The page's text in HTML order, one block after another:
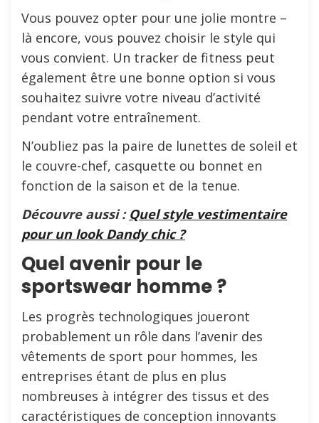
Vous pouvez opter pour une jolie montre –
là encore, vous pouvez choisir le style qui
vous convient. Un tracker de fitness peut
également être une bonne option si vous
souhaitez suivre votre niveau d’activité
pendant votre entraînement.
N’oubliez pas la paire de lunettes de soleil et
le couvre-chef, casquette ou bonnet en
fonction de la saison et de la tenue.
Découvre aussi : Quel style vestimentaire
pour un look Dandy chic ?
Quel avenir pour le
sportswear homme ?
Les progrès technologiques joueront
probablement un rôle dans l’avenir des
vêtements de sport pour hommes, les
entreprises étant de plus en plus
nombreuses à intégrer des tissus et des
caractéristiques de conception innovants